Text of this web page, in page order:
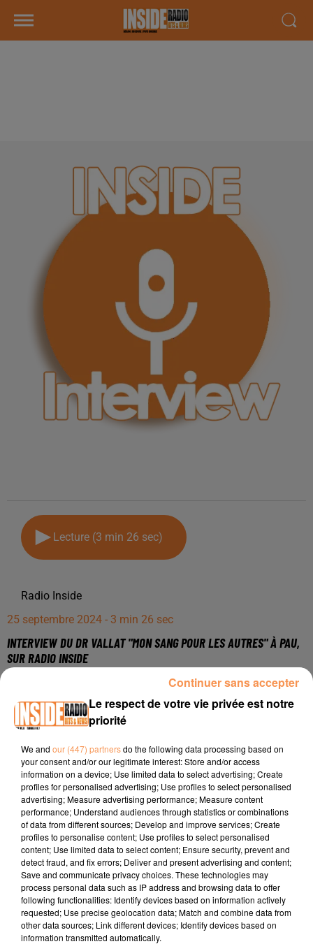
Lecture (3 min 26 sec)
Radio Inside
25 septembre 2024 - 3 min 26 sec
INTERVIEW DU DR VALLAT "MON SANG POUR LES AUTRES" À PAU,
SUR RADIO INSIDE
Pour prendre rendez-vous :PAU (MON SANG POUR LES
AUTRES)
rendez-vous
Facebook :DondeSang Efs Aquitaine-sud
Instagram :dondesang_efs_aquitainesud
Se tester :dondesang.efs.sante.fr
Maison du don : 145 avenue de buros à Pau
Le respect de votre vie privée est notre
priorité
We and our (447) partnersdo the following data processing based on
your consent and/or our legitimate interest: Store and/or access
information on a device; Use limited data to select advertising; Create
profiles for personalised advertising; Use profiles to select personalised
advertising; Measure advertising performance; Measure content
performance; Understand audiences through statistics or combinations
of data from different sources; Develop and improve services; Create
profiles to personalise content; Use profiles to select personalised
content; Use limited data to select content; Ensure security, prevent and
detect fraud, and fix errors; Deliver and present advertising and content;
Save and communicate privacy choices. These technologies may
process personal data such as IP address and browsing data to offer
following functionalities: Identify devices based on information actively
requested; Use precise geolocation data; Match and combine data from
other data sources; Link different devices; Identify devices based on
information transmitted automatically.
Continuer sans accepter